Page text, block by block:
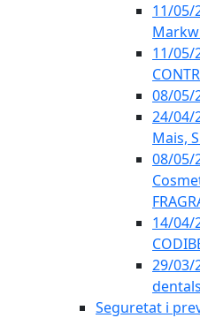
11/05/
11/05/
08/05/
24/04/
Mais,
08/05/
14/04/
29/03/
dentals
Seguretat i